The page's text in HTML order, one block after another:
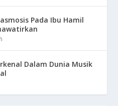
Pada Ibu Hamil
Dalam Dunia Musik